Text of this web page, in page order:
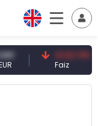
41,53 TRY